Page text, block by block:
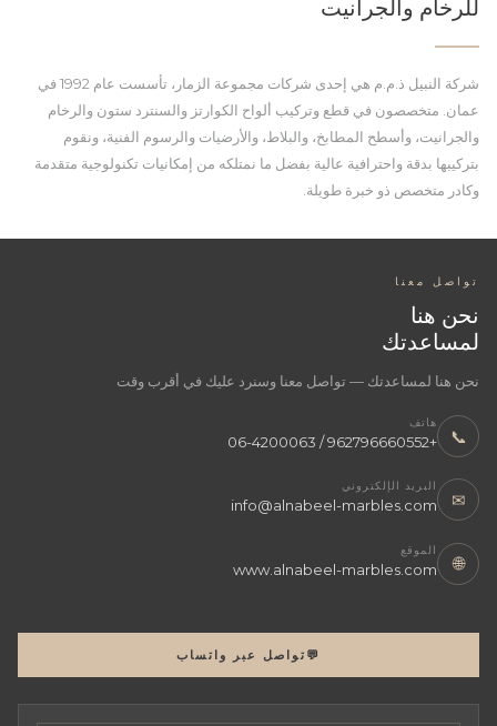
للرخام والجرانيت
شركة النبيل ذ.م.م هي إحدى شركات مجموعة الزمار، تأسست عام 1992 في
عمان. متخصصون في قطع وتركيب ألواح الكوارتز والسنترد ستون والرخام
والجرانيت، وأسطح المطابخ، والبلاط، والأرضيات والرسوم الفنية، ونقوم
بتركيبها بدقة واحترافية عالية بفضل ما نمتلكه من إمكانيات تكنولوجية متقدمة
وكادر متخصص ذو خبرة طويلة.
تواصل معنا
نحن هنا
لمساعدتك
نحن هنا لمساعدتك — تواصل معنا وسنرد عليك في أقرب وقت
📞
هاتف
+962796660552 / 06-4200063
✉
البريد الإلكتروني
info@alnabeel-marbles.com
🌐
الموقع
www.alnabeel-marbles.com
💬 تواصل عبر واتساب